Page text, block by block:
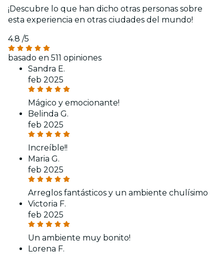
¡Descubre lo que han dicho otras personas sobre
esta experiencia en otras ciudades del mundo!
4.8 /5
basado en 511 opiniones
Sandra E.
feb 2025
Mágico y emocionante!
Belinda G.
feb 2025
Increíble!!
Maria G.
feb 2025
Arreglos fantásticos y un ambiente chulísimo
Victoria F.
feb 2025
Un ambiente muy bonito!
Lorena F.